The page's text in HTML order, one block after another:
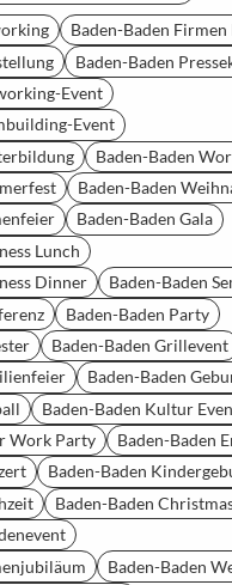
Baden-Baden
Baden-Baden
Event
Event
Baden-Baden
Baden-Baden
Baden-Baden Gala
Lunch
Dinner
Baden-Baden
Baden-Baden Party
Baden-Baden Grillevent
Baden-Baden
Baden-Baden Kultur
Work Party
Baden-Baden
Baden-Baden
Baden-Baden
Baden-Baden